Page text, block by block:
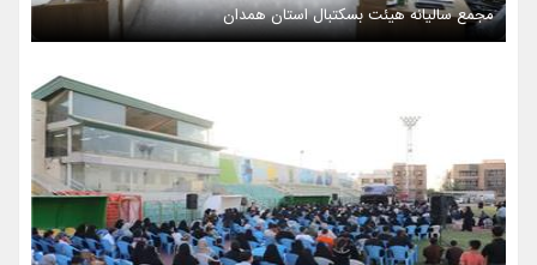
مجمع سالیانه هیئت بسکتبال استان همدان